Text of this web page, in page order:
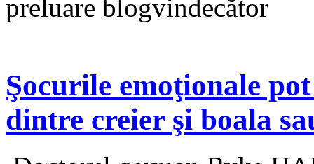
preluare blogvindecător
Şocurile emoţionale
dintre creier şi boala